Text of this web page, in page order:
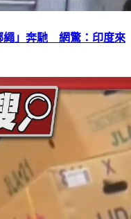
繩」奔馳 網驚：印度來